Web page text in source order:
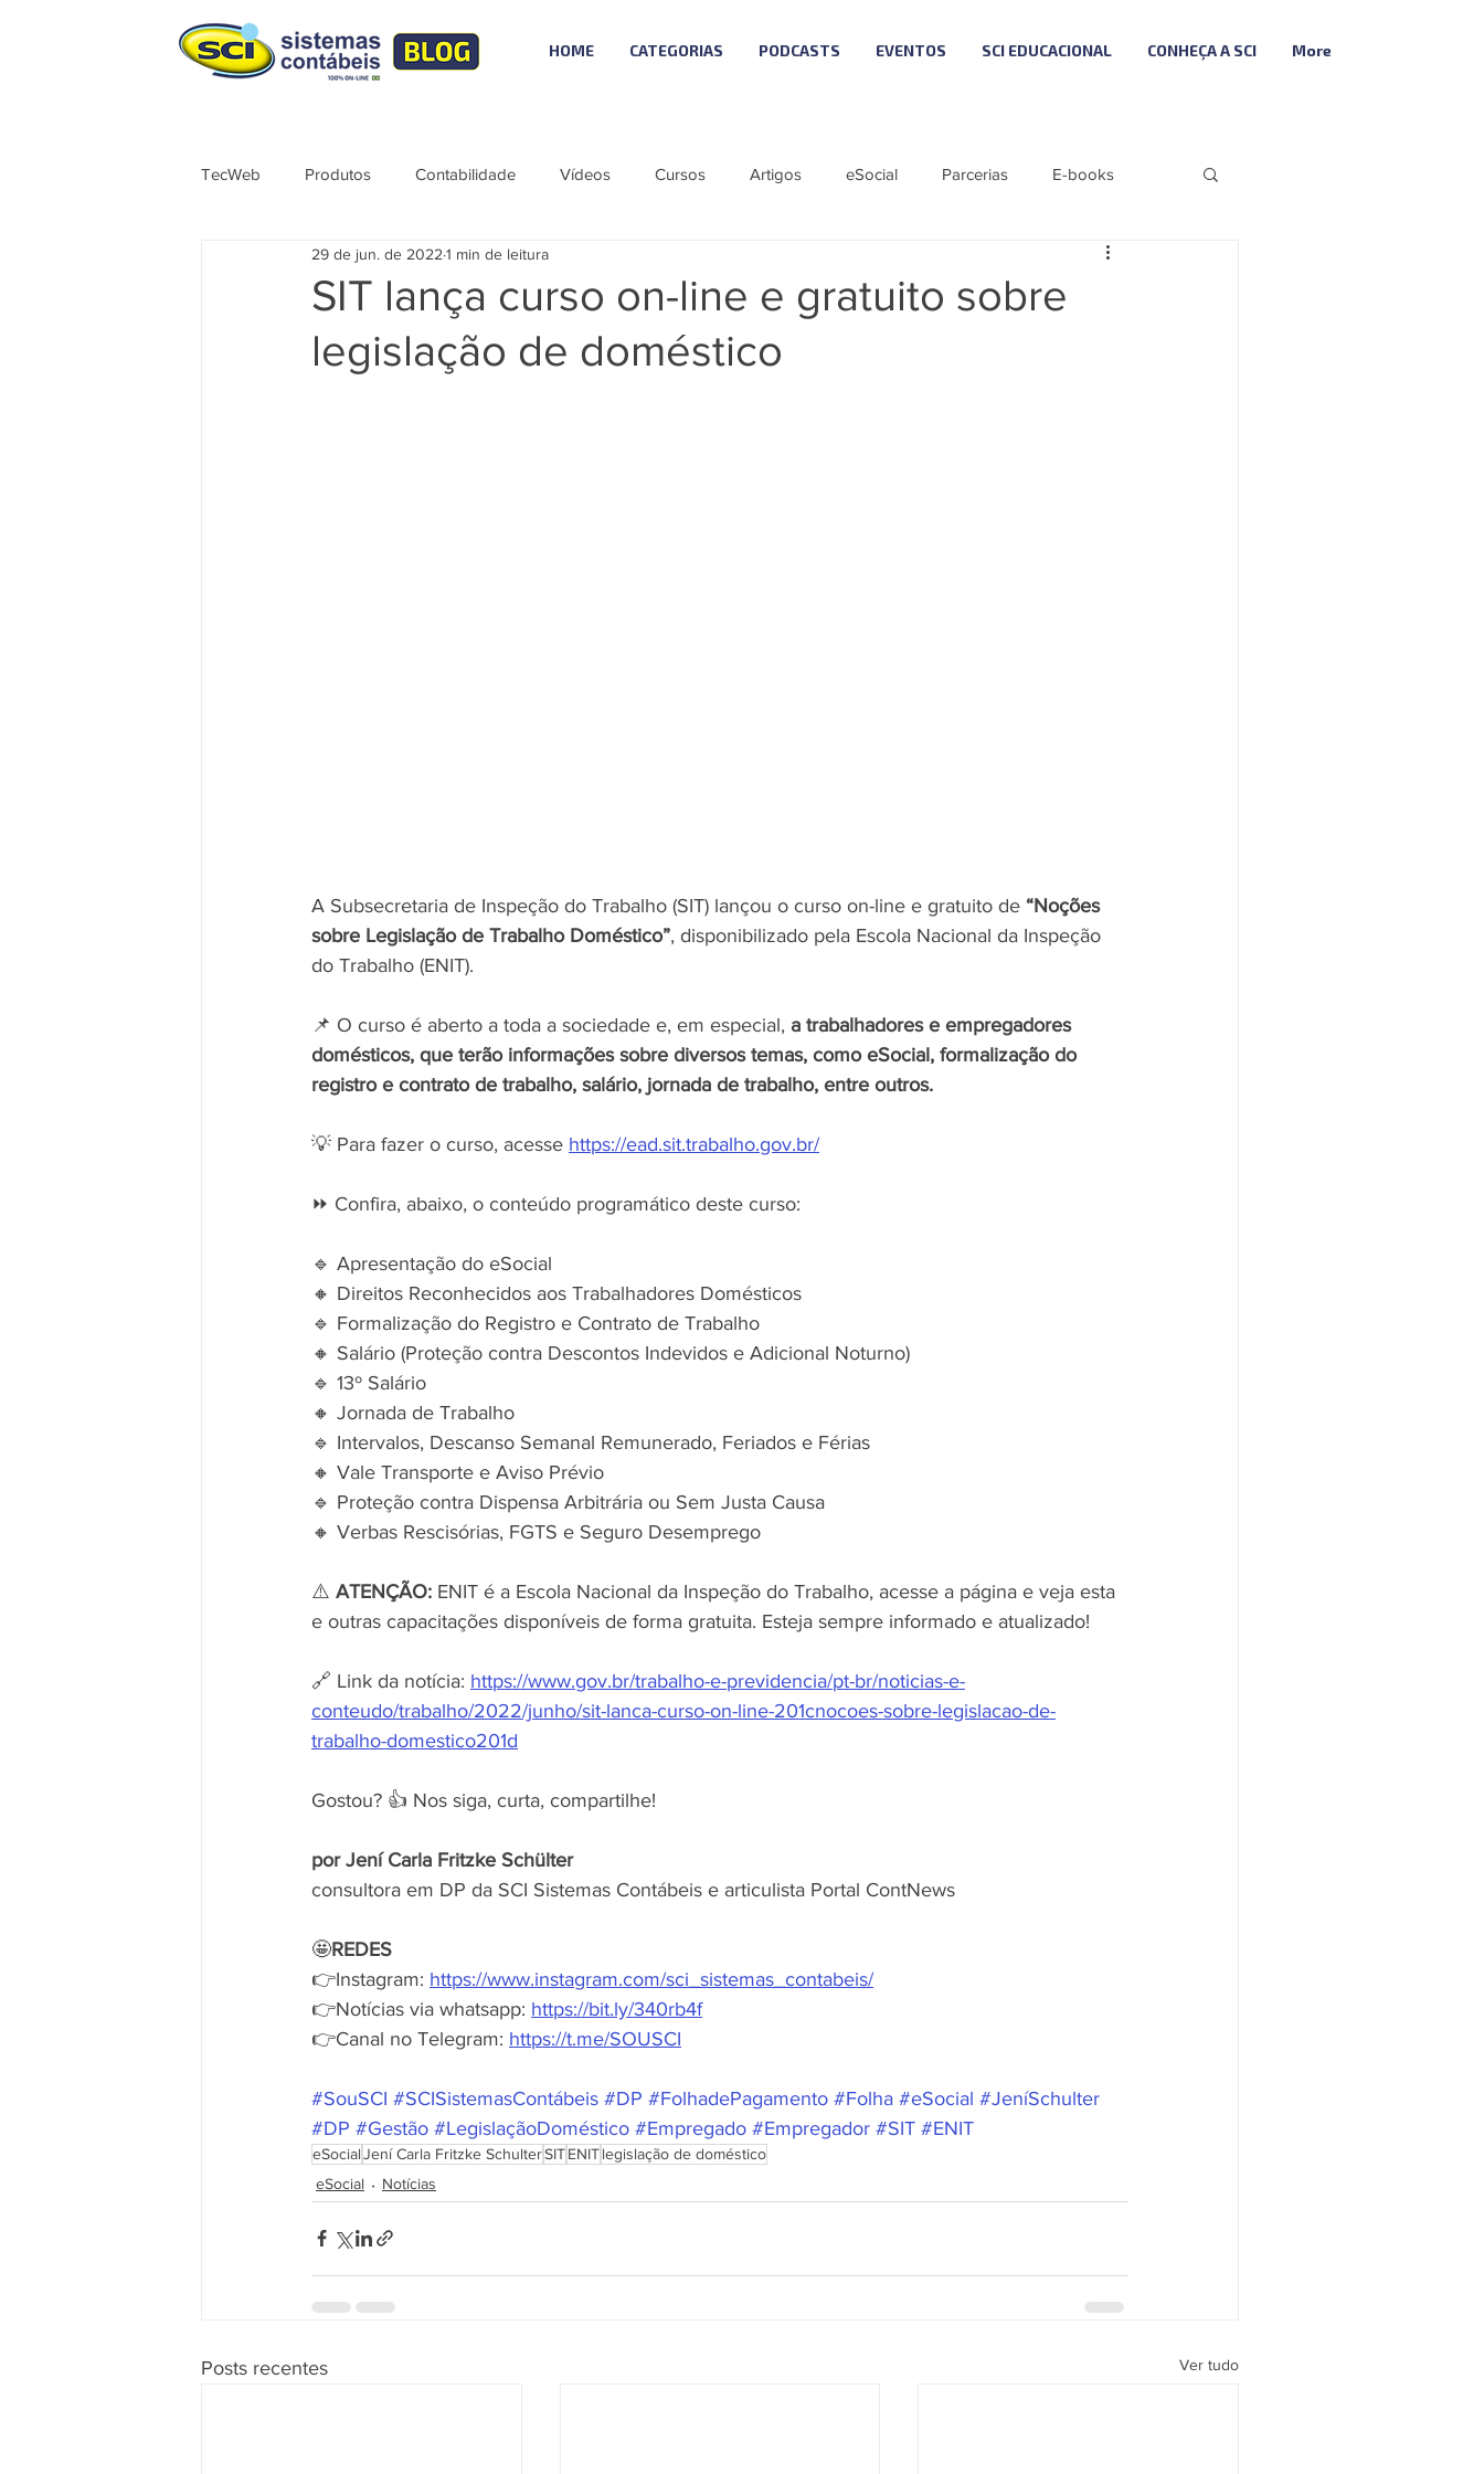
HOME CATEGORIAS PODCASTS EVENTOS SCI EDUCACIONAL CONHEÇA A SCI More
TecWeb Produtos Contabilidade Vídeos Cursos Artigos eSocial Parcerias E-books
Cursos ÚNICO Notícias Fiscal
Tributação Série eSocial_Cleide Podcast - SCI NEWS
SIT lança curso on-line e gratuito sobre
legislação de doméstico
29 de jun. de 2022 1 min de leitura
A Subsecretaria de Inspeção do Trabalho (SIT) lançou o curso on-line e gratuito de “Noções
sobre Legislação de Trabalho Doméstico”, disponibilizado pela Escola Nacional da Inspeção
do Trabalho (ENIT).
📌 O curso é aberto a toda a sociedade e, em especial, a trabalhadores e empregadores
domésticos, que terão informações sobre diversos temas, como eSocial, formalização do
registro e contrato de trabalho, salário, jornada de trabalho, entre outros.
💡 Para fazer o curso, acesse https://ead.sit.trabalho.gov.br/
⏩ Confira, abaixo, o conteúdo programático deste curso:
🔹 Apresentação do eSocial
🔸 Direitos Reconhecidos aos Trabalhadores Domésticos
🔹 Formalização do Registro e Contrato de Trabalho
🔸 Salário (Proteção contra Descontos Indevidos e Adicional Noturno)
🔹 13º Salário
🔸 Jornada de Trabalho
🔹 Intervalos, Descanso Semanal Remunerado, Feriados e Férias
🔸 Vale Transporte e Aviso Prévio
🔹 Proteção contra Dispensa Arbitrária ou Sem Justa Causa
🔸 Verbas Rescisórias, FGTS e Seguro Desemprego
⚠️ ATENÇÃO: ENIT é a Escola Nacional da Inspeção do Trabalho, acesse a página e veja esta
e outras capacitações disponíveis de forma gratuita. Esteja sempre informado e atualizado!
🔗 Link da notícia: https://www.gov.br/trabalho-e-previdencia/pt-br/noticias-e-
conteudo/trabalho/2022/junho/sit-lanca-curso-on-line-201cnocoes-sobre-legislacao-de-
trabalho-domestico201d
Gostou? 👍 Nos siga, curta, compartilhe!
por Jení Carla Fritzke Schülter
consultora em DP da SCI Sistemas Contábeis e articulista Portal ContNews
🤩REDES
👉Instagram: https://www.instagram.com/sci_sistemas_contabeis/
👉Notícias via whatsapp: https://bit.ly/340rb4f
👉Canal no Telegram: https://t.me/SOUSCI
#SouSCI #SCISistemasContábeis #DP #FolhadePagamento #Folha #eSocial #JeníSchulter
#DP #Gestão #LegislaçãoDoméstico #Empregado #Empregador #SIT #ENIT
eSocialJení Carla Fritzke SchulterSITENITlegislação de doméstico
eSocial
Notícias
Posts recentes Ver tudo